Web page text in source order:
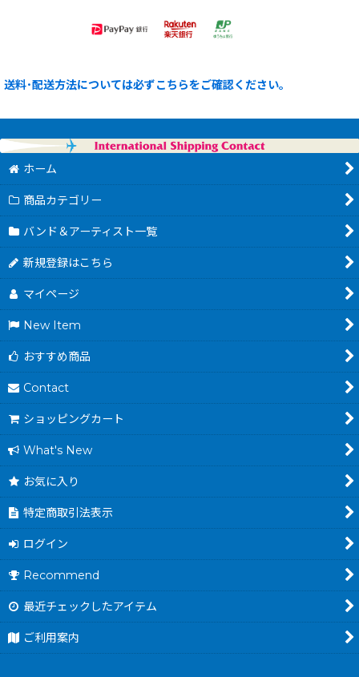
送料･配送方法については必ずこちらをご確認ください。
ホーム
商品カテゴリー
バンド＆アーティスト一覧
新規登録はこちら
マイページ
New Item
おすすめ商品
Contact
ショッピングカート
What's New
お気に入り
特定商取引法表示
ログイン
Recommend
最近チェックしたアイテム
ご利用案内